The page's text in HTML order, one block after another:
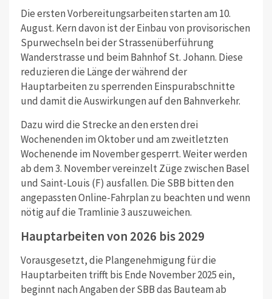
Die ersten Vorbereitungsarbeiten starten am 10.
August. Kern davon ist der Einbau von provisorischen
Spurwechseln bei der Strassenüberführung
Wanderstrasse und beim Bahnhof St. Johann. Diese
reduzieren die Länge der während der
Hauptarbeiten zu sperrenden Einspurabschnitte
und damit die Auswirkungen auf den Bahnverkehr.
Dazu wird die Strecke an den ersten drei
Wochenenden im Oktober und am zweitletzten
Wochenende im November gesperrt. Weiter werden
ab dem 3. November vereinzelt Züge zwischen Basel
und Saint-Louis (F) ausfallen. Die SBB bitten den
angepassten Online-Fahrplan zu beachten und wenn
nötig auf die Tramlinie 3 auszuweichen.
Hauptarbeiten von 2026 bis 2029
Vorausgesetzt, die Plangenehmigung für die
Hauptarbeiten trifft bis Ende November 2025 ein,
beginnt nach Angaben der SBB das Bauteam ab